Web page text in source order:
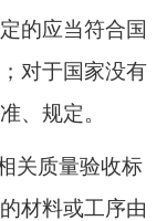
的应当符合国
对于国家没有
、规定。
关质量验收标
材料或工序由